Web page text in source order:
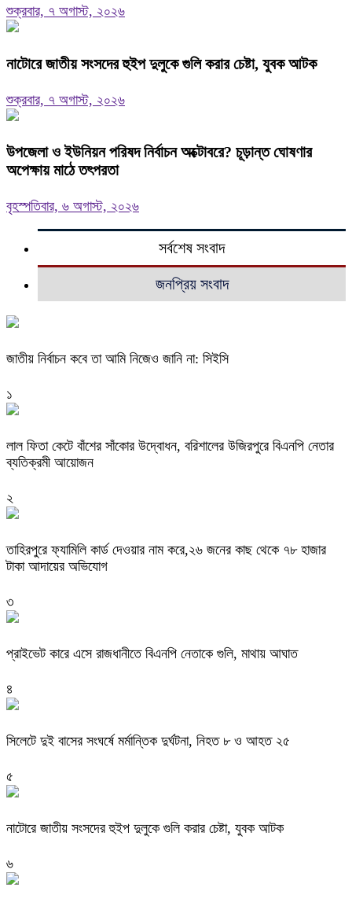
শুক্রবার, ৭ অগাস্ট, ২০২৬
নাটোরে জাতীয় সংসদের হুইপ দুলুকে গুলি করার চেষ্টা, যুবক আটক
শুক্রবার, ৭ অগাস্ট, ২০২৬
উপজেলা ও ইউনিয়ন পরিষদ নির্বাচন অক্টোবরে? চূড়ান্ত ঘোষণার
অপেক্ষায় মাঠে তৎপরতা
বৃহস্পতিবার, ৬ অগাস্ট, ২০২৬
সর্বশেষ সংবাদ
জনপ্রিয় সংবাদ
জাতীয় নির্বাচন কবে তা আমি নিজেও জানি না: সিইসি
১
‎লাল ফিতা কেটে বাঁশের সাঁকোর উদ্বোধন, বরিশালের উজিরপুরে বিএনপি নেতার
ব্যতিক্রমী আয়োজন
২
তাহিরপুরে ফ্যামিলি কার্ড দেওয়ার নাম করে,২৬ জনের কাছ থেকে ৭৮ হাজার
টাকা আদায়ের অভিযোগ
৩
প্রাইভেট কারে এসে রাজধানীতে বিএনপি নেতাকে গুলি, মাথায় আঘাত
৪
সিলেটে দুই বাসের সংঘর্ষে মর্মান্তিক দুর্ঘটনা, নিহত ৮ ও আহত ২৫
৫
নাটোরে জাতীয় সংসদের হুইপ দুলুকে গুলি করার চেষ্টা, যুবক আটক
৬